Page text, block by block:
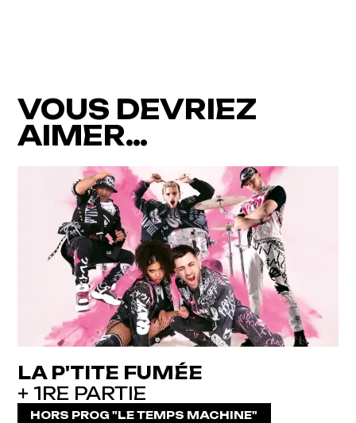
VOUS DEVRIEZ
AIMER…
LA P'TITE FUMÉE
+ 1RE PARTIE
HORS PROG "LE TEMPS MACHINE"